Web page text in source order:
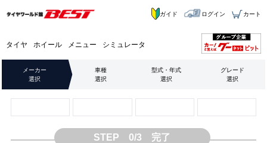
タイヤ ホイール メニュー シミュレータ
ガイド ログイン カート
メーカー
選択
車種
選択
型式・年式
選択
グレード
選択
STEP 0/3 完了